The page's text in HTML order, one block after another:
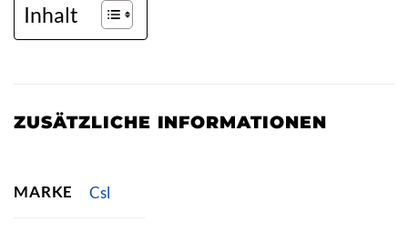
Inhalt
ZUSÄTZLICHE INFORMATIONEN
MARKE Csl